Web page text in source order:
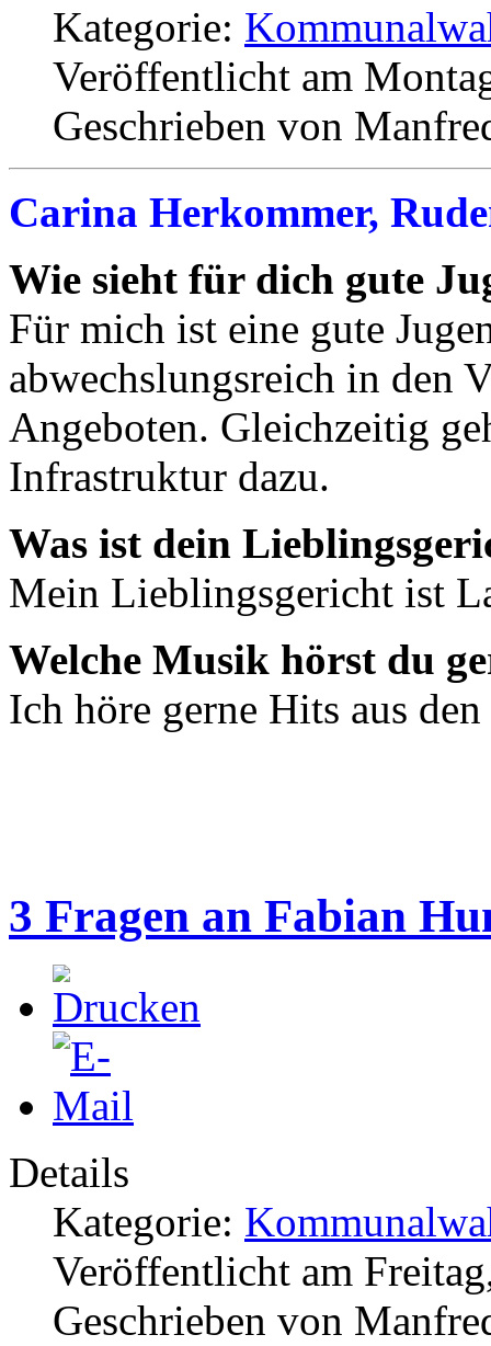
Kategorie:
Veröffentlicht am
Geschrieben von
Carina Herkommer,
Wie sieht für dich gute
Für mich ist eine gute
abwechslungsreich in den
Angeboten. Gleichzeitig
Infrastruktur dazu.
Was ist dein
Mein Lieblingsgericht ist
Welche Musik hörst du
Ich höre gerne Hits aus
3 Fragen an Fabian
Details
Kategorie:
Veröffentlicht am
Geschrieben von